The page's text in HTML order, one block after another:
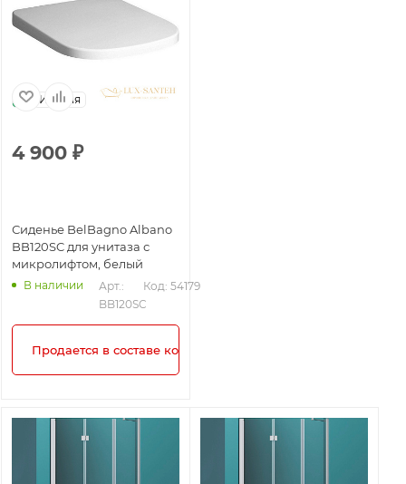
Италия
4 900 ₽
Сиденье BelBagno Albano
BB120SC для унитаза с
микролифтом, белый
В наличии
Арт.:
BB120SC
Код: 54179
Продается в составе комплекта!